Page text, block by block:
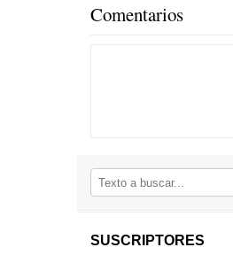
Comentarios
SUSCRIPTORES